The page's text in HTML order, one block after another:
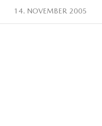
14. NOVEMBER 2005